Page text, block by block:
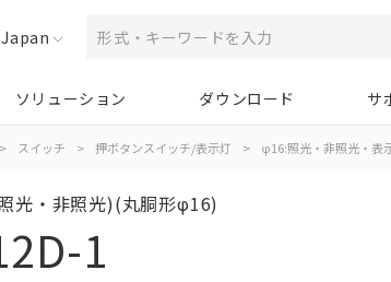
Japan
ソリューション ダウンロード サ
> スイッチ > 押ボタンスイッチ/表示灯 > φ16:照光・非照光・表
光・非照光)(丸胴形φ16)
1